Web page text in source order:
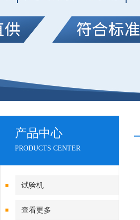
产品中心
PRODUCTS CENTER
试验机
查看更多